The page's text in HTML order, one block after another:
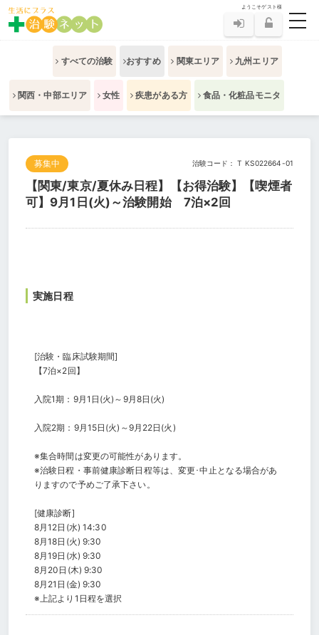
ようこそゲスト様
すべての治験 おすすめ 関東エリア 九州エリア
関西・中部エリア 女性 疾患がある方 食品・化粧品モニタ
募集中 治験コード： T KS022664-01
【関東/東京/夏休み日程】【お得治験】【喫煙者
可】9月1日(火)～治験開始 7泊×2回
実施日程
[治験・臨床試験期間]
【7泊×2回】
入院1期：9月1日(火)～9月8日(火)
入院2期：9月15日(火)～9月22日(火)
※集合時間は変更の可能性があります。
※治験日程・事前健康診断日程等は、変更･中止となる場合があ
りますので予めご了承下さい。
[健康診断]
8月12日(水) 14:30
8月18日(火) 9:30
8月19日(水) 9:30
8月20日(木) 9:30
8月21日(金) 9:30
※上記より1日程を選択